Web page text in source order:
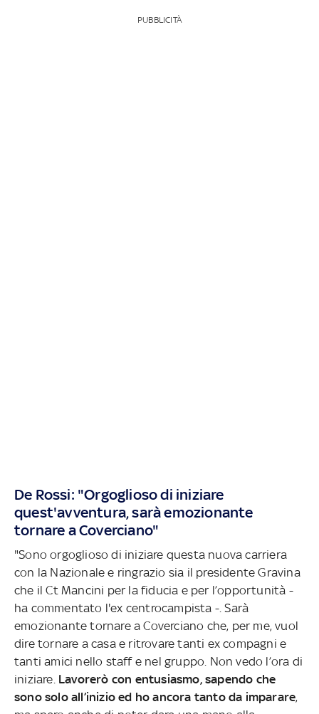
PUBBLICITÀ
De Rossi: "Orgoglioso di iniziare
quest'avventura, sarà emozionante
tornare a Coverciano"
"Sono orgoglioso di iniziare questa nuova carriera
con la Nazionale e ringrazio sia il presidente Gravina
che il Ct Mancini per la fiducia e per l’opportunità -
ha commentato l'ex centrocampista -. Sarà
emozionante tornare a Coverciano che, per me, vuol
dire tornare a casa e ritrovare tanti ex compagni e
tanti amici nello staff e nel gruppo. Non vedo l’ora di
iniziare. Lavorerò con entusiasmo, sapendo che
sono solo all’inizio ed ho ancora tanto da imparare,